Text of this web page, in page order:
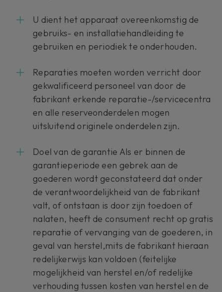
U dient het apparaat overeenkomstig de
gebruiks- en installatiehandleiding te
gebruiken en periodiek te onderhouden.
Reparaties moeten worden verricht door
gekwalificeerd personeel van door de
fabrikant erkende reparatie-/servicecentra
en alle reserveonderdelen mogen
uitsluitend originele onderdelen zijn.
Doel van de garantie Als er binnen de
garantieperiode een gebrek aan de
goederen wordt geconstateerd dat onder
de verantwoordelijkheid van de fabrikant
valt, of ontstaan is door zijn toedoen of
nalaten, heeft de consument recht op gratis
reparatie of vervanging van de goederen, in
geval van herstel,mits de fabrikant hieraan
redelijkerwijs kan voldoen (feitelijke
mogelijkheid van herstel en/of redelijke
verhouding tussen kosten van herstel en de